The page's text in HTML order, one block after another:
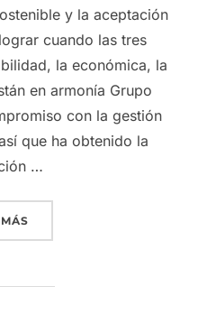
y la aceptación
cuando las tres
la económica, la
en armonía Grupo
con la gestión
que ha obtenido la
…
«GRUPO INTERÓLEO